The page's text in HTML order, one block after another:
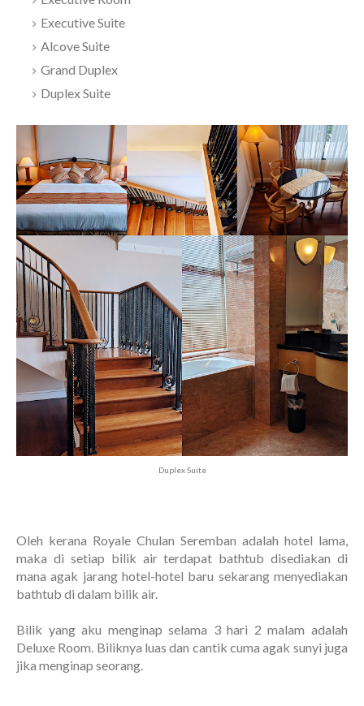
Executive Suite
Alcove Suite
Grand Duplex
Duplex Suite
Duplex Suite
Oleh kerana Royale Chulan Seremban adalah hotel lama,
maka di setiap bilik air terdapat bathtub disediakan di
mana agak jarang hotel-hotel baru sekarang menyediakan
bathtub di dalam bilik air.
Bilik yang aku menginap selama 3 hari 2 malam adalah
Deluxe Room. Biliknya luas dan cantik cuma agak sunyi juga
jika menginap seorang.